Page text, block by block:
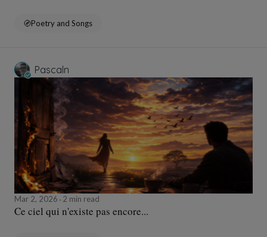
Poetry and Songs
Pascaln
Mar 2, 2026 2 min read
Ce ciel qui n'existe pas encore...